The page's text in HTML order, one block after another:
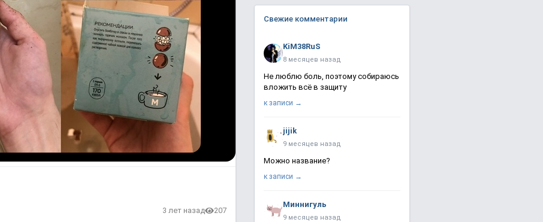
3 лет назад 207
Свежие комментарии
KiM38RuS
8 месяцев назад
Не люблю боль, поэтому собираюсь
вложить всё в защиту
к записи →
jijik
9 месяцев назад
Можно название?
к записи →
Миннигуль
9 месяцев назад